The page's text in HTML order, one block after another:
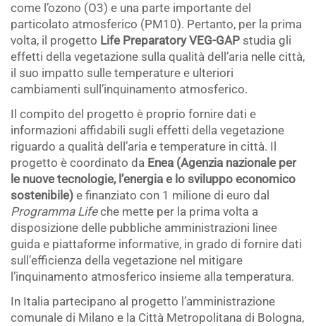
come l’ozono (O3) e una parte importante del
particolato atmosferico (PM10). Pertanto, per la prima
volta, il progetto Life Preparatory VEG-GAP studia gli
effetti della vegetazione sulla qualità dell’aria nelle città,
il suo impatto sulle temperature e ulteriori
cambiamenti sull’inquinamento atmosferico.
Il compito del progetto è proprio fornire dati e
informazioni affidabili sugli effetti della vegetazione
riguardo a qualità dell’aria e temperature in città. Il
progetto è coordinato da Enea (Agenzia nazionale per
le nuove tecnologie, l’energia e lo sviluppo economico
sostenibile) e finanziato con 1 milione di euro dal
Programma Lifeche mette per la prima volta a
disposizione delle pubbliche amministrazioni linee
guida e piattaforme informative, in grado di fornire dati
sull’efficienza della vegetazione nel mitigare
l’inquinamento atmosferico insieme alla temperatura.
In Italia partecipano al progetto l’amministrazione
comunale di Milano e la Città Metropolitana di Bologna,